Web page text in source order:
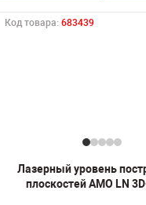
Код товара: 683439
Лазерный уровень
плоскостей AMO LN